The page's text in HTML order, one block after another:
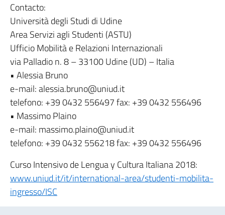
Contacto:
Università degli Studi di Udine
Area Servizi agli Studenti (ASTU)
Ufficio Mobilità e Relazioni Internazionali
via Palladio n. 8 – 33100 Udine (UD) – Italia
• Alessia Bruno
e-mail: alessia.bruno@uniud.it
telefono: +39 0432 556497 fax: +39 0432 556496
• Massimo Plaino
e-mail: massimo.plaino@uniud.it
telefono: +39 0432 556218 fax: +39 0432 556496
Curso Intensivo de Lengua y Cultura Italiana 2018:
www.uniud.it/it/international-area/studenti-mobilita-
ingresso/ISC